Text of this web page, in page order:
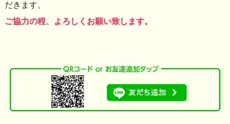
だきます。
ご協力の程、よろしくお願い致します。